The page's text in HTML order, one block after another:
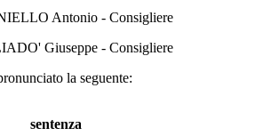
Antonio - Consigliere
Giuseppe - Consigliere
la seguente:
sentenza